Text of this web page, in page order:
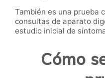
También es una prueba
consultas de aparato
estudio inicial de
Cómo